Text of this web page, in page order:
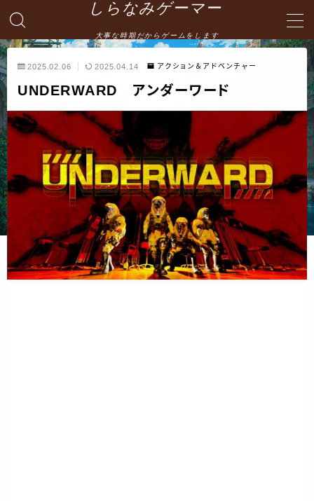
しらなみゲーマー
大事な時期だからゲームをします
MENU
HOME
お問い合わせ
プライバシーポリシー・免責事項
サイトマップ -site map-
2025.02.06 2025.04.14 アクション＆アドベンチャー
UNDERWARD アンダーワード